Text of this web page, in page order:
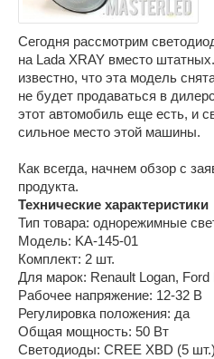
Сегодня рассмотрим
на Lada XRAY вместо
известно, что эта модель
не будет продаваться в
этот автомобиль еще есть, и
сильное место этой машины.
Как всегда, начнем обзор с
продукта.
Технические характеристики
Тип товара: однорежимные
Модель: KA-145-01
Комплект: 2 шт.
Для марок: Renault Logan,
Рабочее напряжение: 12-32 В
Регулировка положения: да
Общая мощность: 50 Вт
Светодиоды: CREE XBD (5 шт.)